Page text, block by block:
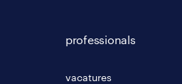
professionals
vacatures